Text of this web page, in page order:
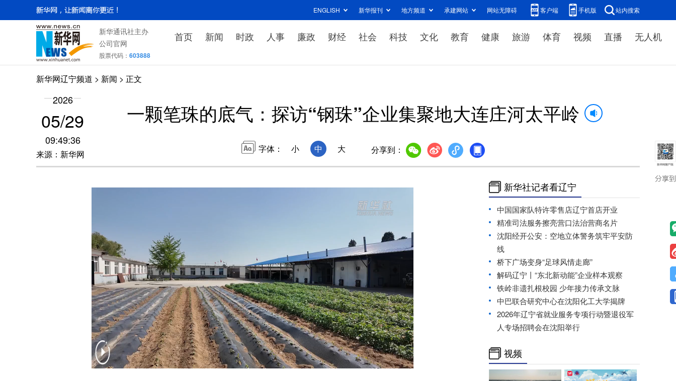
ENGLISH 新华报刊 地方频道 承建网站 网站无障碍 客户端 手机版 站内搜索
新华通讯社主办
公司官网
股票代码： 603888
首页 新闻 时政 人事 廉政 财经 社会 科技 文化 教育 健康 旅游 体育 视频 直播 无人机
新华网辽宁频道 > 新闻 > 正文
2026
05/29
09:49:36
来源：新华网
一颗笔珠的底气：探访“钢珠”企业集聚地大连庄河太平岭
字体： 小 中 大 分享到：
新华社记者看辽宁
中国国家队特许零售店辽宁首店开业
精准司法服务擦亮营口法治营商名片
沈阳经开公安：空地立体警务筑牢平安防
线
桥下广场变身“足球风情走廊”
解码辽宁丨“东北新动能”企业样本观察
铁岭非遗扎根校园 少年接力传承文脉
中巴联合研究中心在沈阳化工大学揭牌
2026年辽宁省就业服务专项行动暨退役军
人专场招聘会在沈阳举行
视频